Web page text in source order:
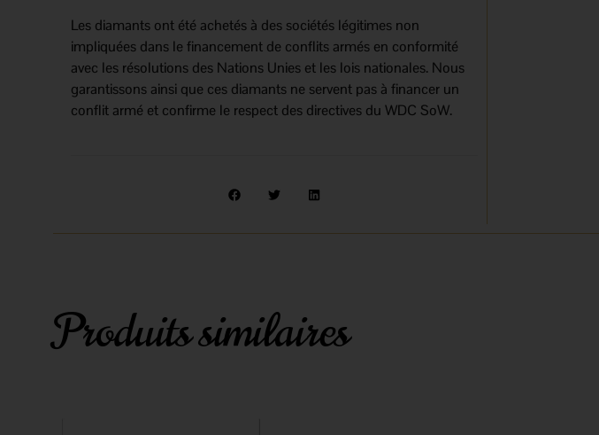
Les diamants ont été achetés à des sociétés légitimes non
impliquées dans le financement de conflits armés en conformité
avec les résolutions des Nations Unies et les lois nationales. Nous
garantissons ainsi que ces diamants ne servent pas à financer un
conflit armé et confirme le respect des directives du WDC SoW.
Produits similaires